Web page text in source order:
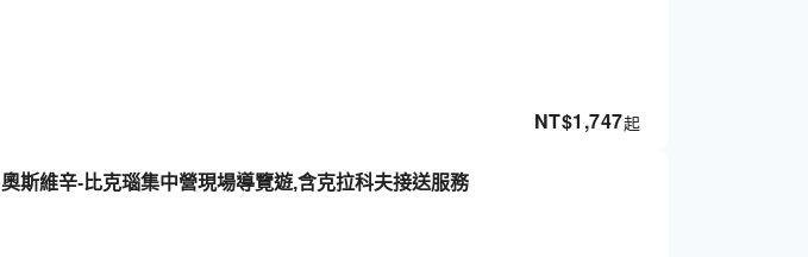
NT$1,747起
奧斯維辛-比克瑙集中營現場導覽遊,含克拉科夫接送服務